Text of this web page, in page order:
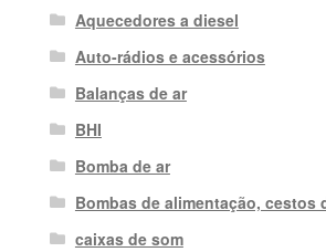
Aquecedores a diesel
Auto-rádios e acessórios
Balanças de ar
BHI
Bomba de ar
Bombas de alimentação, cestos
caixas de som